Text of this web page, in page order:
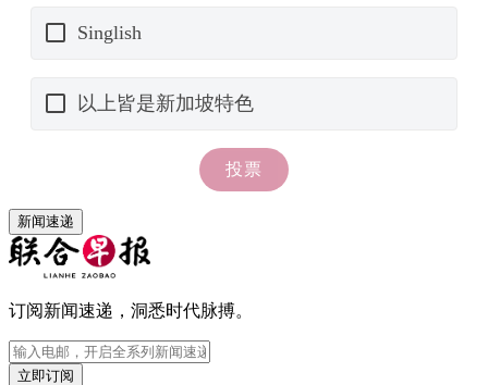
新闻速递
订阅新闻速递，洞悉时代脉搏。
立即订阅